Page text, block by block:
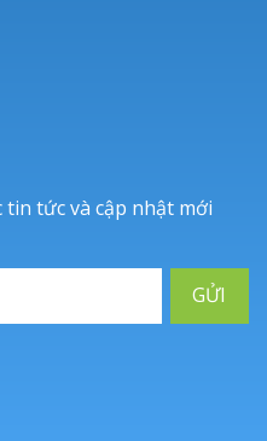
tức và cập nhật mới
GỬI